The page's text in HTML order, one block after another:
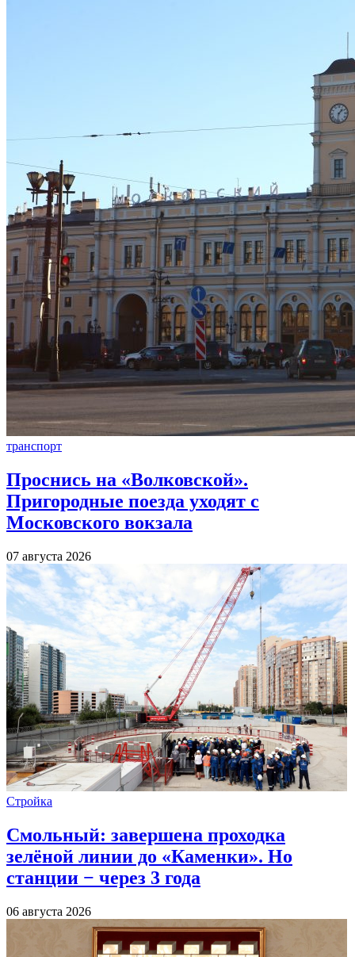
транспорт
Проснись на «Волковской».
Пригородные поезда уходят с
Московского вокзала
07 августа 2026
Стройка
Смольный: завершена проходка
зелёной линии до «Каменки». Но
станции − через 3 года
06 августа 2026